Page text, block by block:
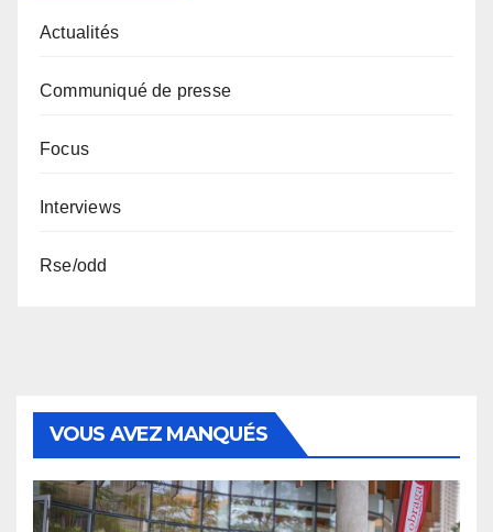
Actualités
Communiqué de presse
Focus
Interviews
Rse/odd
VOUS AVEZ MANQUÉS